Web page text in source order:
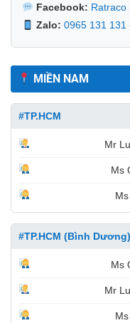
Facebook: Ratraco
Zalo: 0965 131 131
MIỀN NAM
#TP.HCM
Mr
Ms
#TP.HCM (Bình Dương)
Ms
Mr